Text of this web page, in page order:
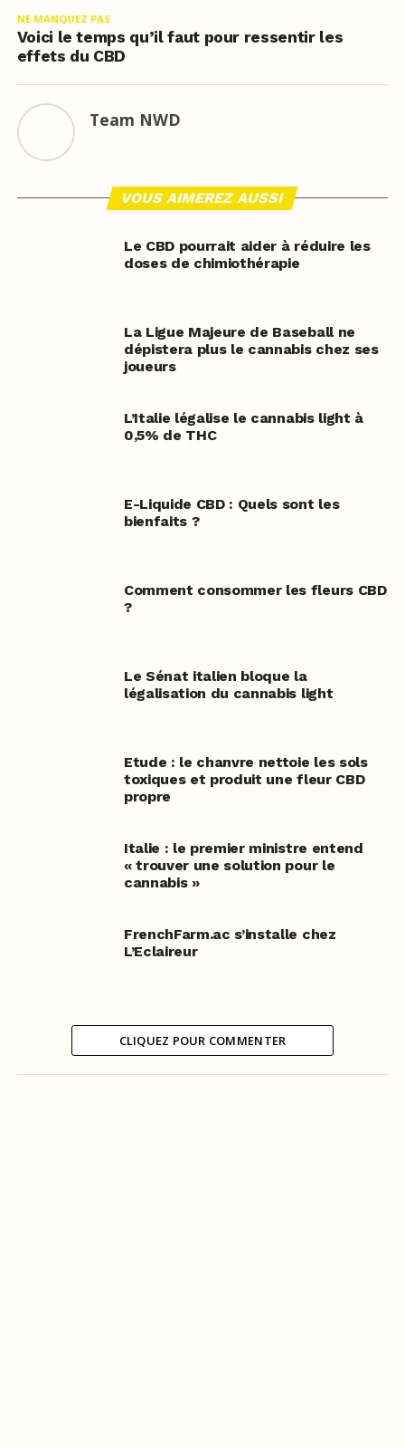
NE MANQUEZ PAS
Voici le temps qu’il faut pour ressentir les
effets du CBD
Team NWD
VOUS AIMEREZ AUSSI
Le CBD pourrait aider à réduire les
doses de chimiothérapie
La Ligue Majeure de Baseball ne
dépistera plus le cannabis chez ses
joueurs
L’Italie légalise le cannabis light à
0,5% de THC
E-Liquide CBD : Quels sont les
bienfaits ?
Comment consommer les fleurs CBD
?
Le Sénat italien bloque la
légalisation du cannabis light
Etude : le chanvre nettoie les sols
toxiques et produit une fleur CBD
propre
Italie : le premier ministre entend
« trouver une solution pour le
cannabis »
FrenchFarm.ac s’installe chez
L’Eclaireur
CLIQUEZ POUR COMMENTER